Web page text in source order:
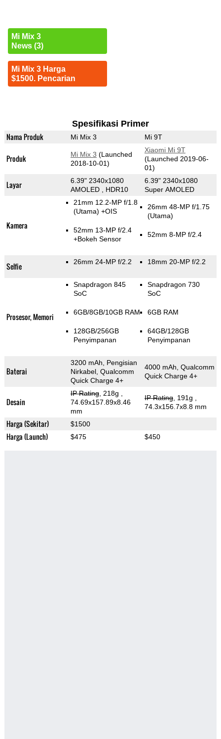
Mi Mix 3
News (3)
Mi Mix 3 Harga
$1500. Pencarian
Spesifikasi Primer
Nama Produk Mi Mix 3 Mi 9T
Produk Mi Mix 3 (Launched
2018-10-01)
Xiaomi Mi 9T
(Launched 2019-06-
01)
Layar
6.39" 2340x1080
AMOLED , HDR10
6.39" 2340x1080
Super AMOLED
Kamera
21mm 12.2-MP f/1.8
(Utama) +OIS
52mm 13-MP f/2.4
+Bokeh Sensor
26mm 48-MP f/1.75
(Utama)
52mm 8-MP f/2.4
Selfie 26mm 24-MP f/2.2 18mm 20-MP f/2.2
Prosesor, Memori
Snapdragon 845
SoC
6GB/8GB/10GB RAM
128GB/256GB
Penyimpanan
Snapdragon 730
SoC
6GB RAM
64GB/128GB
Penyimpanan
Baterai
3200 mAh, Pengisian
Nirkabel, Qualcomm
Quick Charge 4+
4000 mAh, Qualcomm
Quick Charge 4+
Desain
IP Rating, 218g
74.69x157.89x8.46
mm
IP Rating, 191g
74.3x156.7x8.8 mm
Harga (Sekitar) $1500
Harga (Launch) $475 $450